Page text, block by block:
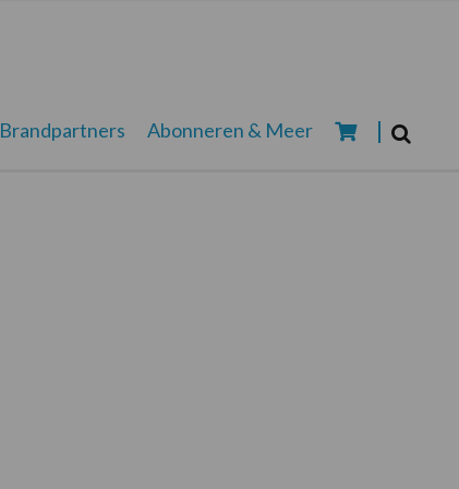
Brandpartners Abonneren & Meer